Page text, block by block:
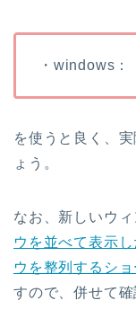
・windows
を使うと良く、
ょう。
なお、新しいウィ
ウを並べて表示
ウを整列するシ
すので、併せて確